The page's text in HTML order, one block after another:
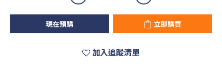
現在預購 立即購買
加入追蹤清單